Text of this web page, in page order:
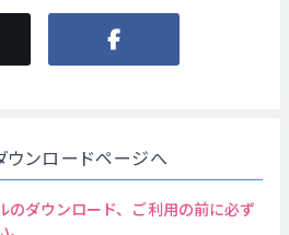
ウンロードページへ
のダウンロード、ご利用の前に必ず